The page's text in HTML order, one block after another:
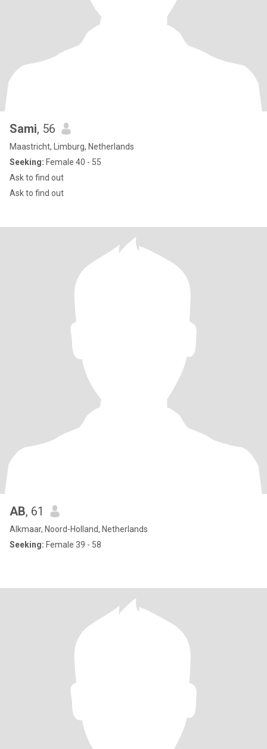
Sami, 56
Maastricht, Limburg, Netherlands
Seeking: Female 40 - 55
Ask to find out
Ask to find out
AB, 61
Alkmaar, Noord-Holland, Netherlands
Seeking: Female 39 - 58